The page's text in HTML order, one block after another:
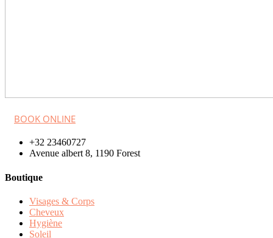
BOOK ONLINE
+32 23460727
Avenue albert 8, 1190 Forest
Boutique
Visages & Corps
Cheveux
Hygiène
Soleil